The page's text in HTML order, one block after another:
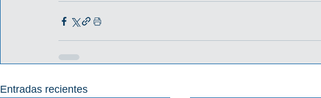
Entradas recientes